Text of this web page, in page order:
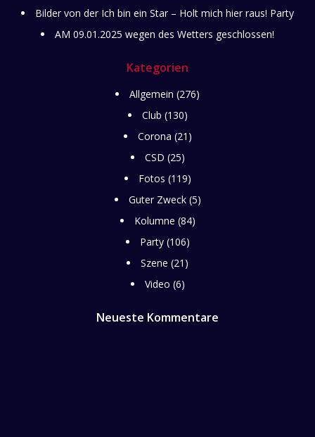
Bilder von der Ich bin ein Star – Holt mich hier raus! Party
AM 09.01.2025 wegen des Wetters geschlossen!
Kategorien
Allgemein (276)
Club (130)
Corona (21)
CSD (25)
Fotos (119)
Guter Zweck(5)
Kolumne (84)
Party(106)
Szene (21)
Video (6)
Neueste Kommentare